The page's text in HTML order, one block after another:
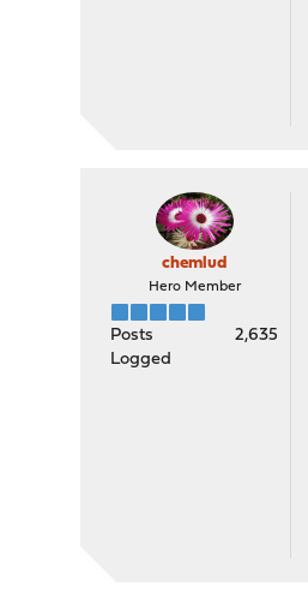
chemlud
Hero Member
Posts
2,635
Logged